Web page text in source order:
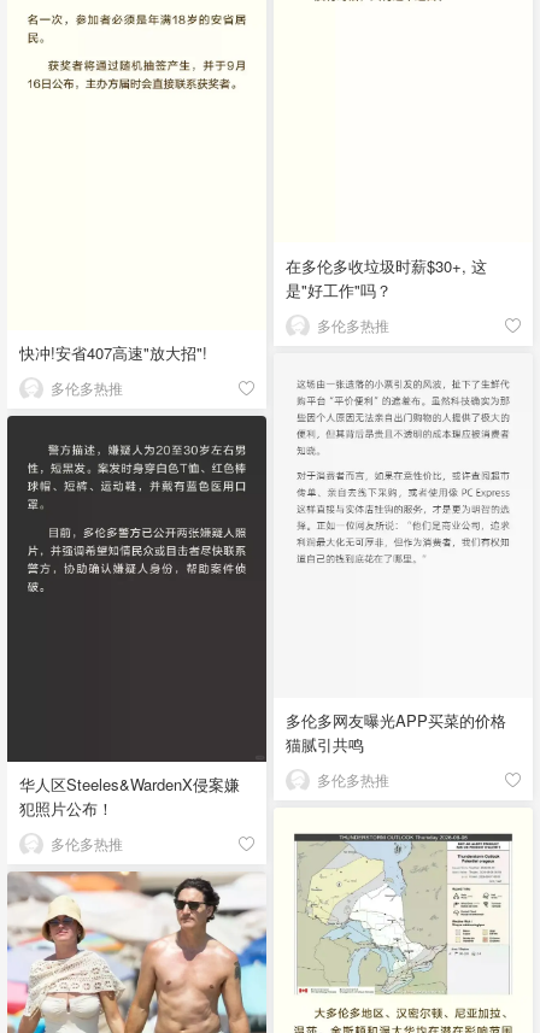
在多伦多收垃圾时薪$30+, 这
是"好工作"吗？
多伦多热推
快冲!安省407高速"放大招"!
多伦多热推
多伦多网友曝光APP买菜的价格
猫腻引共鸣
多伦多热推
华人区Steeles&WardenX侵案嫌
犯照片公布！
多伦多热推